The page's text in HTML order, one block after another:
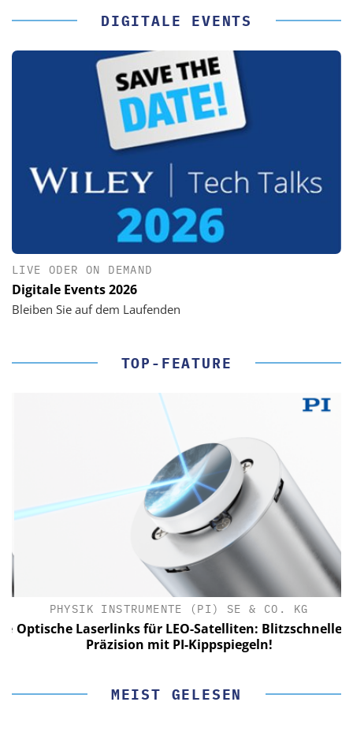
DIGITALE EVENTS
LIVE ODER ON DEMAND
Digitale Events 2026
Bleiben Sie auf dem Laufenden
TOP-FEATURE
PHYSIK INSTRUMENTE (PI) SE & CO. KG
Optische Laserlinks für LEO-Satelliten: Blitzschnelle
Präzision mit PI-Kippspiegeln!
MEIST GELESEN